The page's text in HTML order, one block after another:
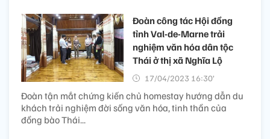
Đoàn công tác Hội đồng
tỉnh Val-de-Marne trải
nghiệm văn hóa dân tộc
Thái ở thị xã Nghĩa Lộ
17/04/2023 16:30’
Đoàn tận mắt chứng kiến chủ homestay hướng dẫn du
khách trải nghiệm đời sống văn hóa, tinh thần của
đồng bào Thái...